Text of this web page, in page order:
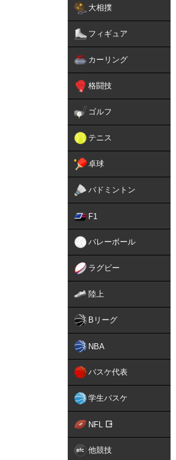
大相撲
フィギュア
カーリング
格闘技
ゴルフ
テニス
卓球
バドミントン
F1
バレーボール
ラグビー
陸上
Bリーグ
NBA
バスケ代表
学生バスケ
NFL
他競技